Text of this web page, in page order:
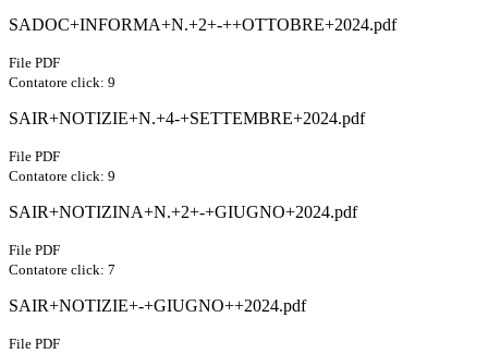
SADOC+INFORMA+N.+2+-++OTTOBRE+2024.pdf
File PDF
Contatore click: 9
SAIR+NOTIZIE+N.+4-+SETTEMBRE+2024.pdf
File PDF
Contatore click: 9
SAIR+NOTIZINA+N.+2+-+GIUGNO+2024.pdf
File PDF
Contatore click: 7
SAIR+NOTIZIE+-+GIUGNO++2024.pdf
File PDF